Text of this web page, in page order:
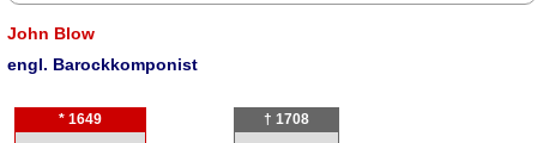
John Blow
engl. Barockkomponist
* 1649 † 1708